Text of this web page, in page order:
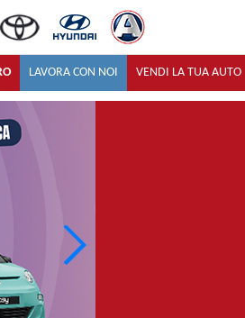
LAVORA CON NOI VENDI LA TUA AUTO